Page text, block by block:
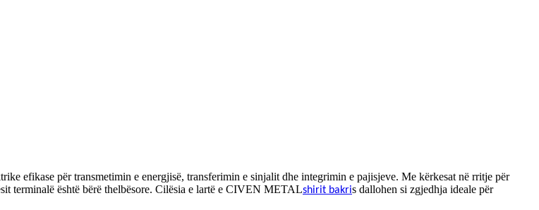
efikase për transmetimin e energjisë, transferimin e sinjalit dhe integrimin e pajisjeve. Me kërkesat në rritje për
terminalë është bërë thelbësore. Cilësia e lartë e CIVEN METALshirit bakris dallohen si zgjedhja ideale për